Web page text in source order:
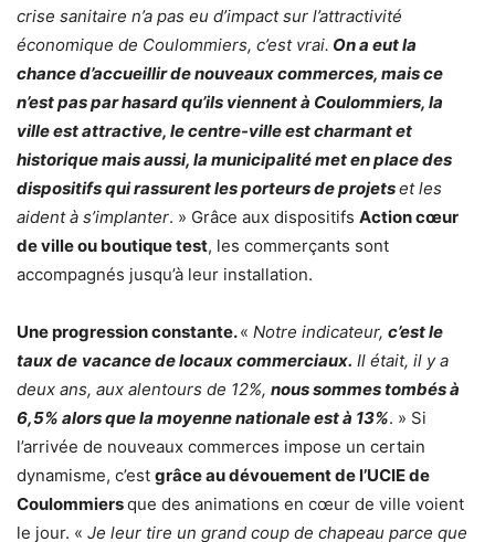
crise sanitaire n’a pas eu d’impact sur l’attractivité
économique de Coulommiers, c’est vrai. On a eut la
chance d’accueillir de nouveaux commerces, mais ce
n’est pas par hasard qu’ils viennent à Coulommiers, la
ville est attractive, le centre-ville est charmant et
historique mais aussi, la municipalité met en place des
dispositifs qui rassurent les porteurs de projetset les
aident à s’implanter. » Grâce aux dispositifs Action cœur
de ville ou boutique test, les commerçants sont
accompagnés jusqu’à leur installation.
Une progression constante.« Notre indicateur, c’est le
taux de vacance de locaux commerciaux. Il était, il y a
deux ans, aux alentours de 12%, nous sommes tombés à
6,5% alors que la moyenne nationale est à 13%. » Si
l’arrivée de nouveaux commerces impose un certain
dynamisme, c’est grâce au dévouement de l’UCIE de
Coulommiersque des animations en cœur de ville voient
le jour. « Je leur tire un grand coup de chapeau parce que